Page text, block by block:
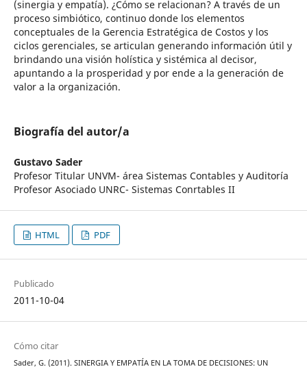
(sinergia y empatía). ¿Cómo se relacionan? A través de un
proceso simbiótico, continuo donde los elementos
conceptuales de la Gerencia Estratégica de Costos y los
ciclos gerenciales, se articulan generando información útil y
brindando una visión holística y sistémica al decisor,
apuntando a la prosperidad y por ende a la generación de
valor a la organización.
Biografía del autor/a
Gustavo Sader
Profesor Titular UNVM- área Sistemas Contables y Auditoría
Profesor Asociado UNRC- Sistemas Conrtables II
HTML PDF
Publicado
2011-10-04
Cómo citar
Sader, G. (2011). SINERGIA Y EMPATÍA EN LA TOMA DE DECISIONES: UN